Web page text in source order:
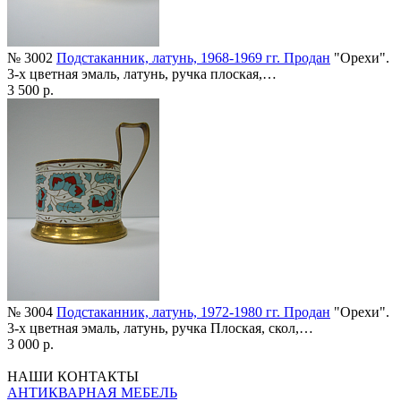
№ 3002 Подстаканник, латунь, 1968-1969 гг. Продан "Орехи".
3-х цветная эмаль, латунь, ручка плоская,…
3 500 р.
№ 3004 Подстаканник, латунь, 1972-1980 гг. Продан "Орехи".
3-х цветная эмаль, латунь, ручка Плоская, скол,…
3 000 р.
НАШИ КОНТАКТЫ
АНТИКВАРНАЯ МЕБЕЛЬ